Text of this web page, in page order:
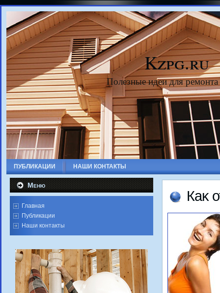
Kzpg.ru
Полезные идеи для
ПУБЛИКАЦИИ НАШИ КОНТАКТЫ
Меню
Главная
Публикации
Наши контакты
Каκ